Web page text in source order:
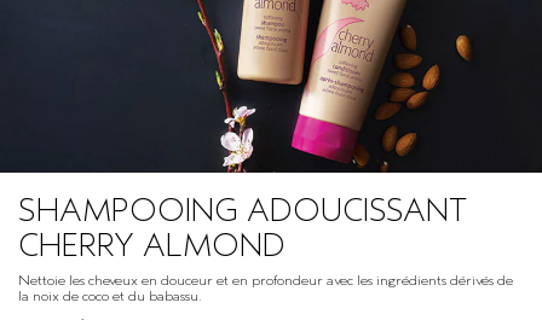
SHAMPOOING ADOUCISSANT
CHERRY ALMOND
Nettoie les cheveux en douceur et en profondeur avec les ingrédients dérivés de
la noix de coco et du babassu.